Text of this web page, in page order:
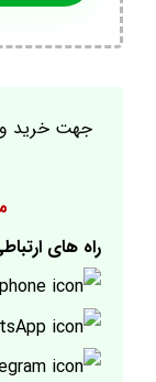
جهت خرید و
راه های